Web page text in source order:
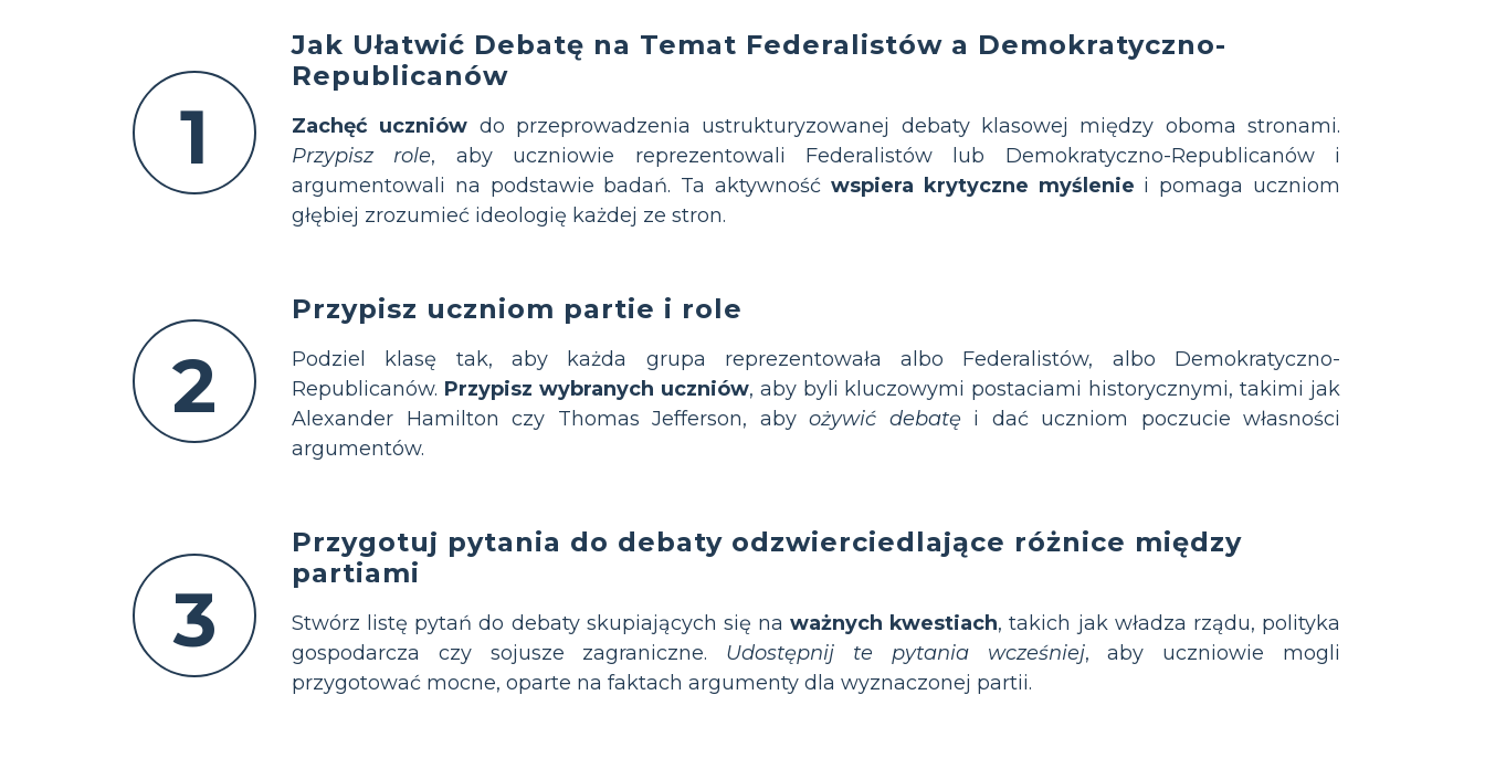
1
Jak Ułatwić Debatę na Temat Federalistów a Demokratyczno-
Republicanów
Zachęć uczniów do przeprowadzenia ustrukturyzowanej debaty klasowej między oboma stronami.
Przypisz role, aby uczniowie reprezentowali Federalistów lub Demokratyczno-Republicanów i
argumentowali na podstawie badań. Ta aktywność wspiera krytyczne myślenie i pomaga uczniom
głębiej zrozumieć ideologię każdej ze stron.
2
Przypisz uczniom partie i role
Podziel klasę tak, aby każda grupa reprezentowała albo Federalistów, albo Demokratyczno-
Republicanów. Przypisz wybranych uczniów, aby byli kluczowymi postaciami historycznymi, takimi jak
Alexander Hamilton czy Thomas Jefferson, aby ożywić debatęi dać uczniom poczucie własności
argumentów.
3
Przygotuj pytania do debaty odzwierciedlające różnice między
partiami
Stwórz listę pytań do debaty skupiających się naważnych kwestiach, takich jak władza rządu, polityka
gospodarcza czy sojusze zagraniczne. Udostępnij te pytania wcześniej, aby uczniowie mogli
przygotować mocne, oparte na faktach argumenty dla wyznaczonej partii.